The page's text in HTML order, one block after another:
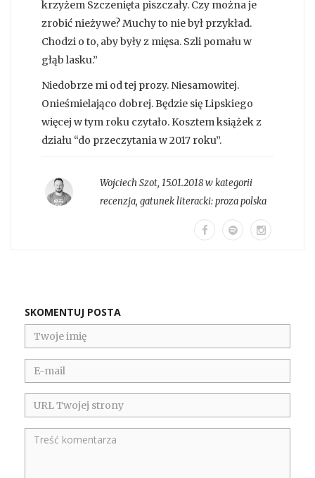
krzyżem Szczenięta piszczały. Czy można je
zrobić nieżywe? Muchy to nie był przykład.
Chodzi o to, aby były z mięsa. Szli pomału w
głąb lasku.”
Niedobrze mi od tej prozy. Niesamowitej.
Onieśmielająco dobrej. Będzie się Lipskiego
więcej w tym roku czytało. Kosztem książek z
działu “do przeczytania w 2017 roku”.
Wojciech Szot, 15.01.2018 w kategorii
recenzja, gatunek literacki:proza polska
SKOMENTUJ POSTA